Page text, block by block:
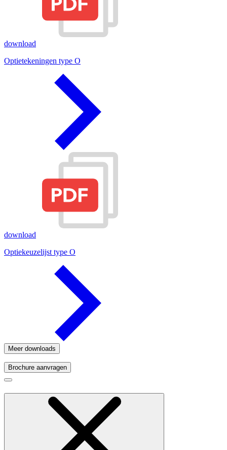
download
Optietekeningen type O
download
Optiekeuzelijst type O
Meer downloads
Brochure aanvragen